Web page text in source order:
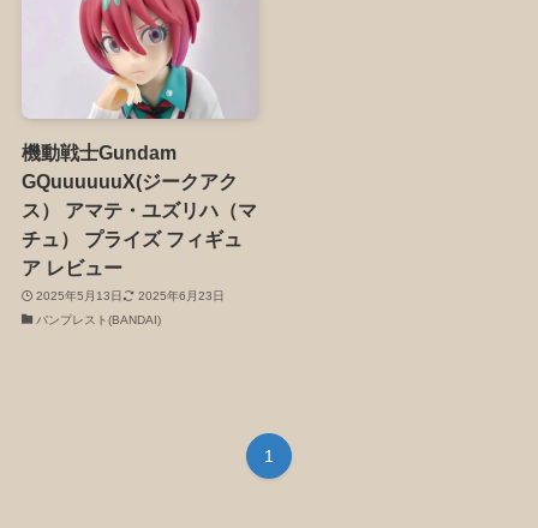
機動戦士Gundam
GQuuuuuuX(ジークアク
ス） アマテ・ユズリハ（マ
チュ） プライズ フィギュ
ア レビュー
2025年5月13日
2025年6月23日
バンプレスト(BANDAI)
1